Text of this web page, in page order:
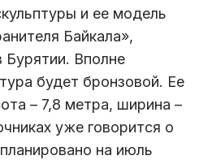
и ее модель
Байкала»,
Бурятии. Вполне
будет бронзовой. Ее
– 7,8 метра, ширина –
уже говорится о
на июль